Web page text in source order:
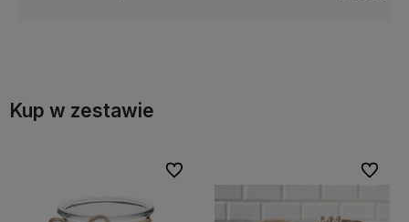
Kup w zestawie
Do ulubionych Do